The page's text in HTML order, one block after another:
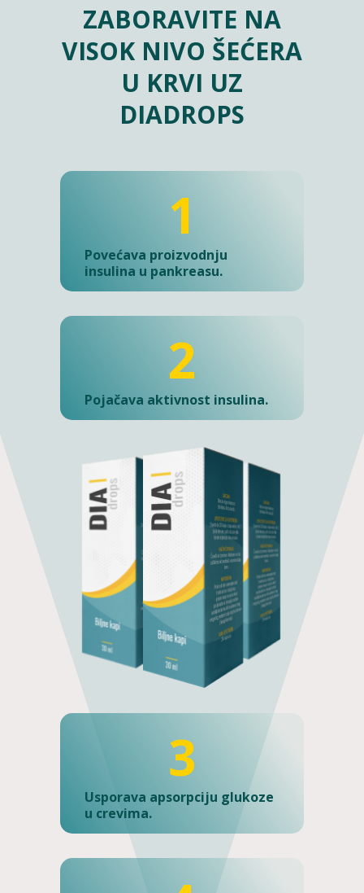
ZABORAVITE NA
VISOK NIVO ŠEĆERA
U KRVI UZ
DIADROPS
1
Povećava proizvodnju
insulina u pankreasu.
2
Pojačava aktivnost insulina.
3
Usporava apsorpciju glukoze
u crevima.